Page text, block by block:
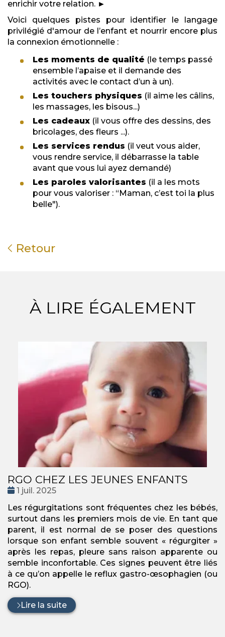
enrichir votre relation. ►
Voici quelques pistes pour identifier le langage
privilégié d'amour de l’enfant et nourrir encore plus
la connexion émotionnelle :
Les moments de qualité (le temps passé
ensemble l’apaise et il demande des
activités avec le contact d’un à un).
Les touchers physiques (il aime les câlins,
les massages, les bisous...)
Les cadeaux (il vous offre des dessins, des
bricolages, des fleurs ...).
Les services rendus (il veut vous aider,
vous rendre service, il débarrasse la table
avant que vous lui ayez demandé)
Les paroles valorisantes (il a les mots
pour vous valoriser : “Maman, c’est toi la plus
belle").
Retour
À LIRE ÉGALEMENT
RGO CHEZ LES JEUNES ENFANTS
Date
1 juil. 2025
Les régurgitations sont fréquentes chez les bébés,
surtout dans les premiers mois de vie. En tant que
parent, il est normal de se poser des questions
lorsque son enfant semble souvent « régurgiter »
après les repas, pleure sans raison apparente ou
semble inconfortable. Ces signes peuvent être liés
à ce qu’on appelle le reflux gastro-œsophagien (ou
RGO).
Lire la suite